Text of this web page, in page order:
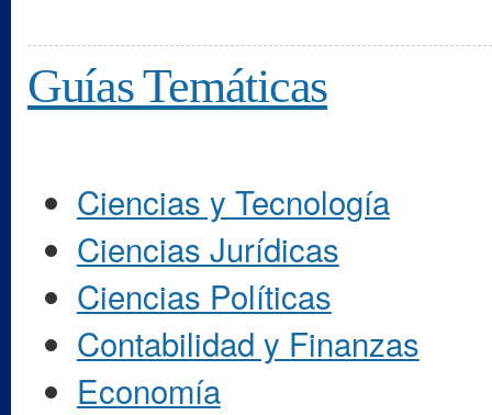
Guías Temáticas
Ciencias y Tecnología
Ciencias Jurídicas
Ciencias Políticas
Contabilidad y Finanzas
Economía